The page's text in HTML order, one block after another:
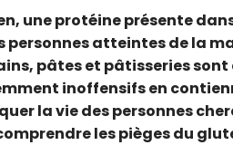
une protéine présente
personnes atteintes de la
pâtes et pâtisseries
inoffensifs en
la vie des personnes
les pièges du